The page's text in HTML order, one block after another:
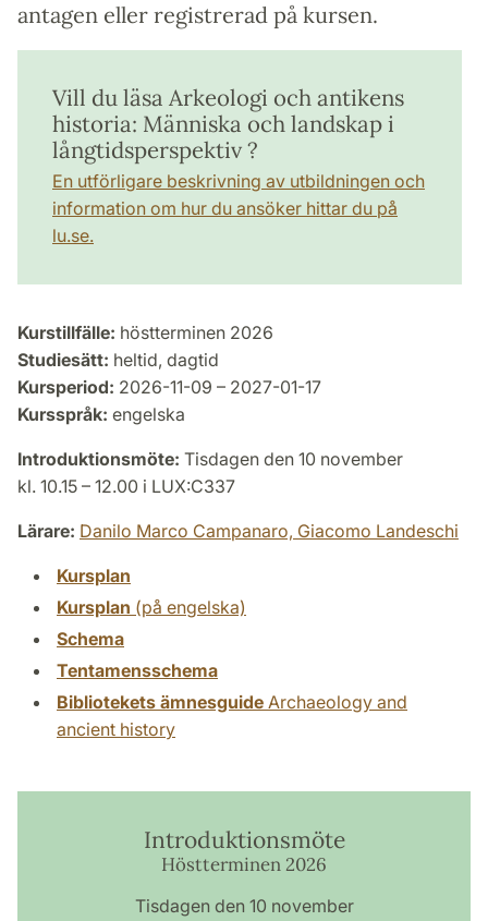
antagen eller registrerad på kursen.
Vill du läsa Arkeologi och antikens
historia: Människa och landskap i
långtidsperspektiv ?
En utförligare beskrivning av utbildningen och
information om hur du ansöker hittar du på
lu.se.
Kurstillfälle: höstterminen 2026
Studiesätt: heltid, dagtid
Kursperiod: 2026-11-09 – 2027-01-17
Kursspråk: engelska
Introduktionsmöte: Tisdagen den 10 november
kl. 10.15 – 12.00 i LUX:C337
Lärare: Danilo Marco Campanaro, Giacomo Landeschi
Kursplan
Kursplan (på engelska)
Schema
Tentamensschema
Bibliotekets ämnesguide Archaeology and
ancient history
Introduktionsmöte
Höstterminen 2026
Tisdagen den 10 november